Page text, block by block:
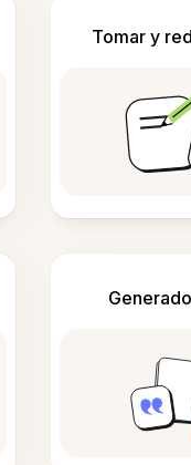
Tomar y